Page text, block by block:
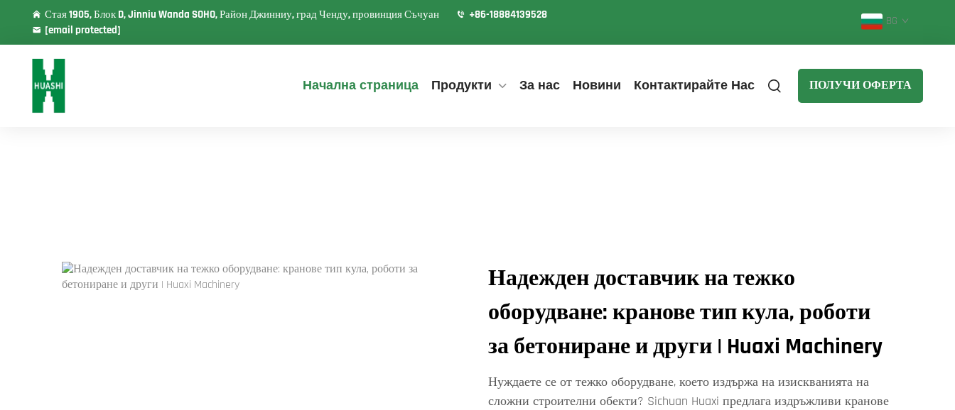
Стая 1905, Блок D, Jinniu Wanda SOHO, Район Джинниу, град Ченду, провинция Съчуан
+86-18884139528
[email protected]
BG
Начална страница Продукти За нас Новини Контактирайте Нас ПОЛУЧИ ОФЕРТА
Надежден доставчик на тежко
оборудване: кранове тип кула, роботи
за бетониране и други | Huaxi Machinery
Нуждаете се от тежко оборудване, което издържа на изискванията на
сложни строителни обекти? Sichuan Huaxi предлага издръжливи кранове